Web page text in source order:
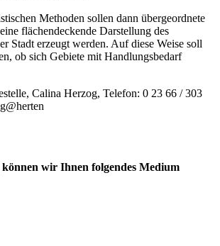
Methoden sollen dann übergeordnete
flächendeckende Darstellung des
Stadt erzeugt werden. Auf diese Weise soll
ob sich Gebiete mit Handlungsbedarf
Calina Herzog, Telefon: 0 23 66 / 303
wir Ihnen folgendes Medium